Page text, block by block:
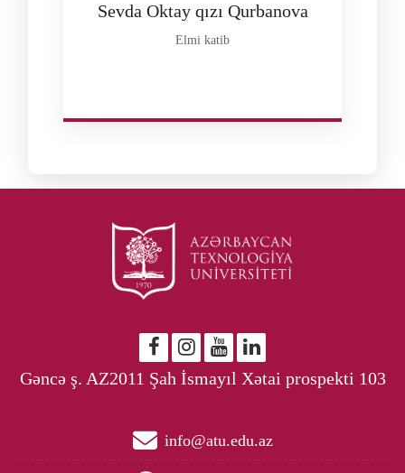
Sevda Oktay qızı Qurbanova
Elmi katib
Gəncə ş. AZ2011 Şah İsmayıl Xətai prospekti 103
info@atu.edu.az